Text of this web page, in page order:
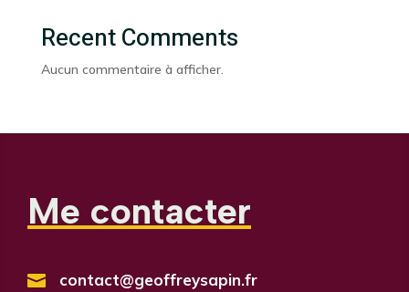
Recent Comments
Aucun commentaire à afficher.
Me contacter

contact@geoffreysapin.fr